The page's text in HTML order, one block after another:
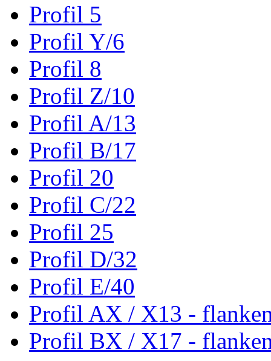
Profil 5
Profil Y/6
Profil 8
Profil Z/10
Profil A/13
Profil B/17
Profil 20
Profil C/22
Profil 25
Profil D/32
Profil E/40
Profil AX / X13 -
Profil BX / X17 -